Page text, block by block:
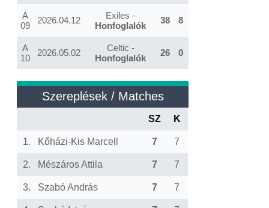
A
09
2026.04.12
Exiles -
Honfoglalók
38 8
A
10
2026.05.02
Celtic -
Honfoglalók
26 0
Szereplések / Matches
SZ K
1. Kőházi-Kis Marcell 7 7
2. Mészáros Attila 7 7
3. Szabó András 7 7